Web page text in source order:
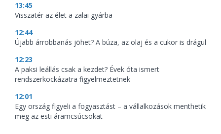
13:45
Visszatér az élet a zalai gyárba
12:44
Újabb árrobbanás jöhet? A búza, az olaj és a cukor is drágul
12:23
A paksi leállás csak a kezdet? Évek óta ismert
rendszerkockázatra figyelmeztetnek
12:01
Egy ország figyeli a fogyasztást – a vállalkozások menthetik
meg az esti áramcsúcsokat